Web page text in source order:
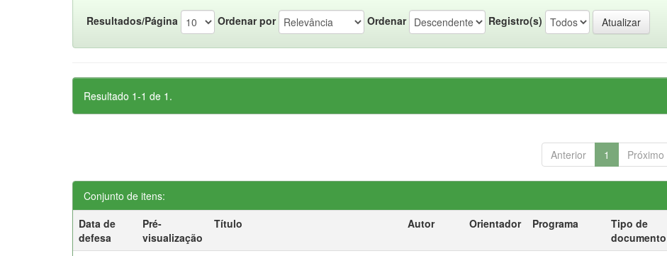
Resultados/Página Ordenar por Ordenar Registro(s)
Resultado 1-1 de 1.
Anterior 1 Próximo
Conjunto de itens:
Data de
defesa
Pré-
visualização
Título Autor Orientador Programa
Tipo de
documento